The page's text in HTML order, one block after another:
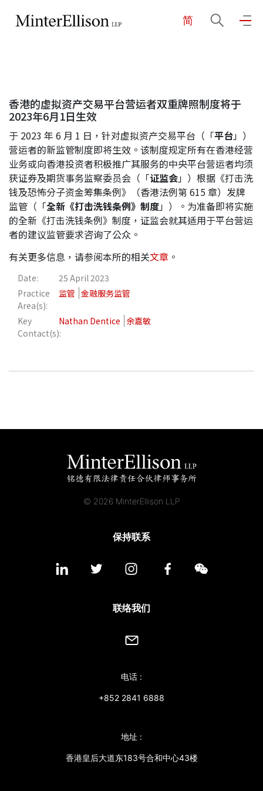
简
关于我们
业务领域
我们的团队
社区投入
应届毕业生招聘
联络我们
最新消息
香港的虚拟资产交易平台营运者双重牌照制度将于
2023年6月1日生效
于 2023 年 6 月 1 日，针对虚拟资产交易平台（「平台」）
营运者的新监管制度即将生效。该制度规定所有在香港经营
业务或向香港投资者积极推广其服务的中央平台营运者均须
获证券及期货事务监察委员会（「证监会」）根据《打击洗
钱及恐怖分子资金筹集条例》（香港法例第 615 章）发牌
监管（「全新《打击洗钱条例》制度」）。为准备即将实施
的全新《打击洗钱条例》制度，证监会就其适用于平台营运
者的建议监管要求咨询了公众。
有关更多信息，请参阅本所的相关文章 。
Date:
25 April 2023
Practice
Area(s):
监管 金融服务监管
Key
Contact(s):
Nathan Dentice 余嘉敏
© 2026 MinterEllison LLP
保持联系
联络我们
电话 :
+852 2841 6888
地址 :
香港皇后大道东183号合和中心43楼